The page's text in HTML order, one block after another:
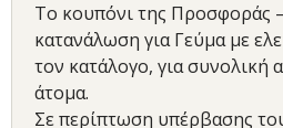
Το κουπόνι της Προσφοράς
κατανάλωση για Γεύμα με
τον κατάλογο, για συνολική
άτομα.
Σε περίπτωση υπέρβασης